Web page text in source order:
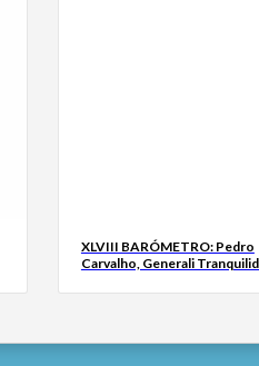
XLVIII BARÓMETRO: Pedro
Carvalho, Generali